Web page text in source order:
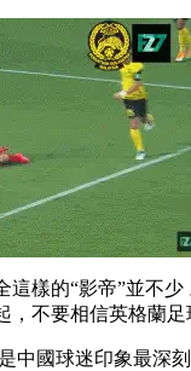
全這樣的“影帝”並不
，不要相信英格蘭
國球迷印象最深刻的